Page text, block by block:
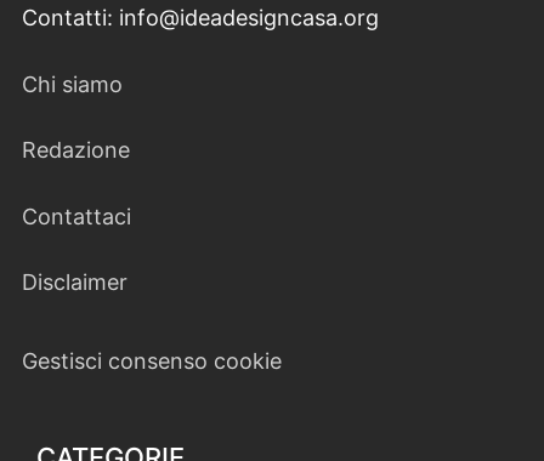
Contatti: info@ideadesigncasa.org
Chi siamo
Redazione
Contattaci
Disclaimer
Gestisci consenso cookie